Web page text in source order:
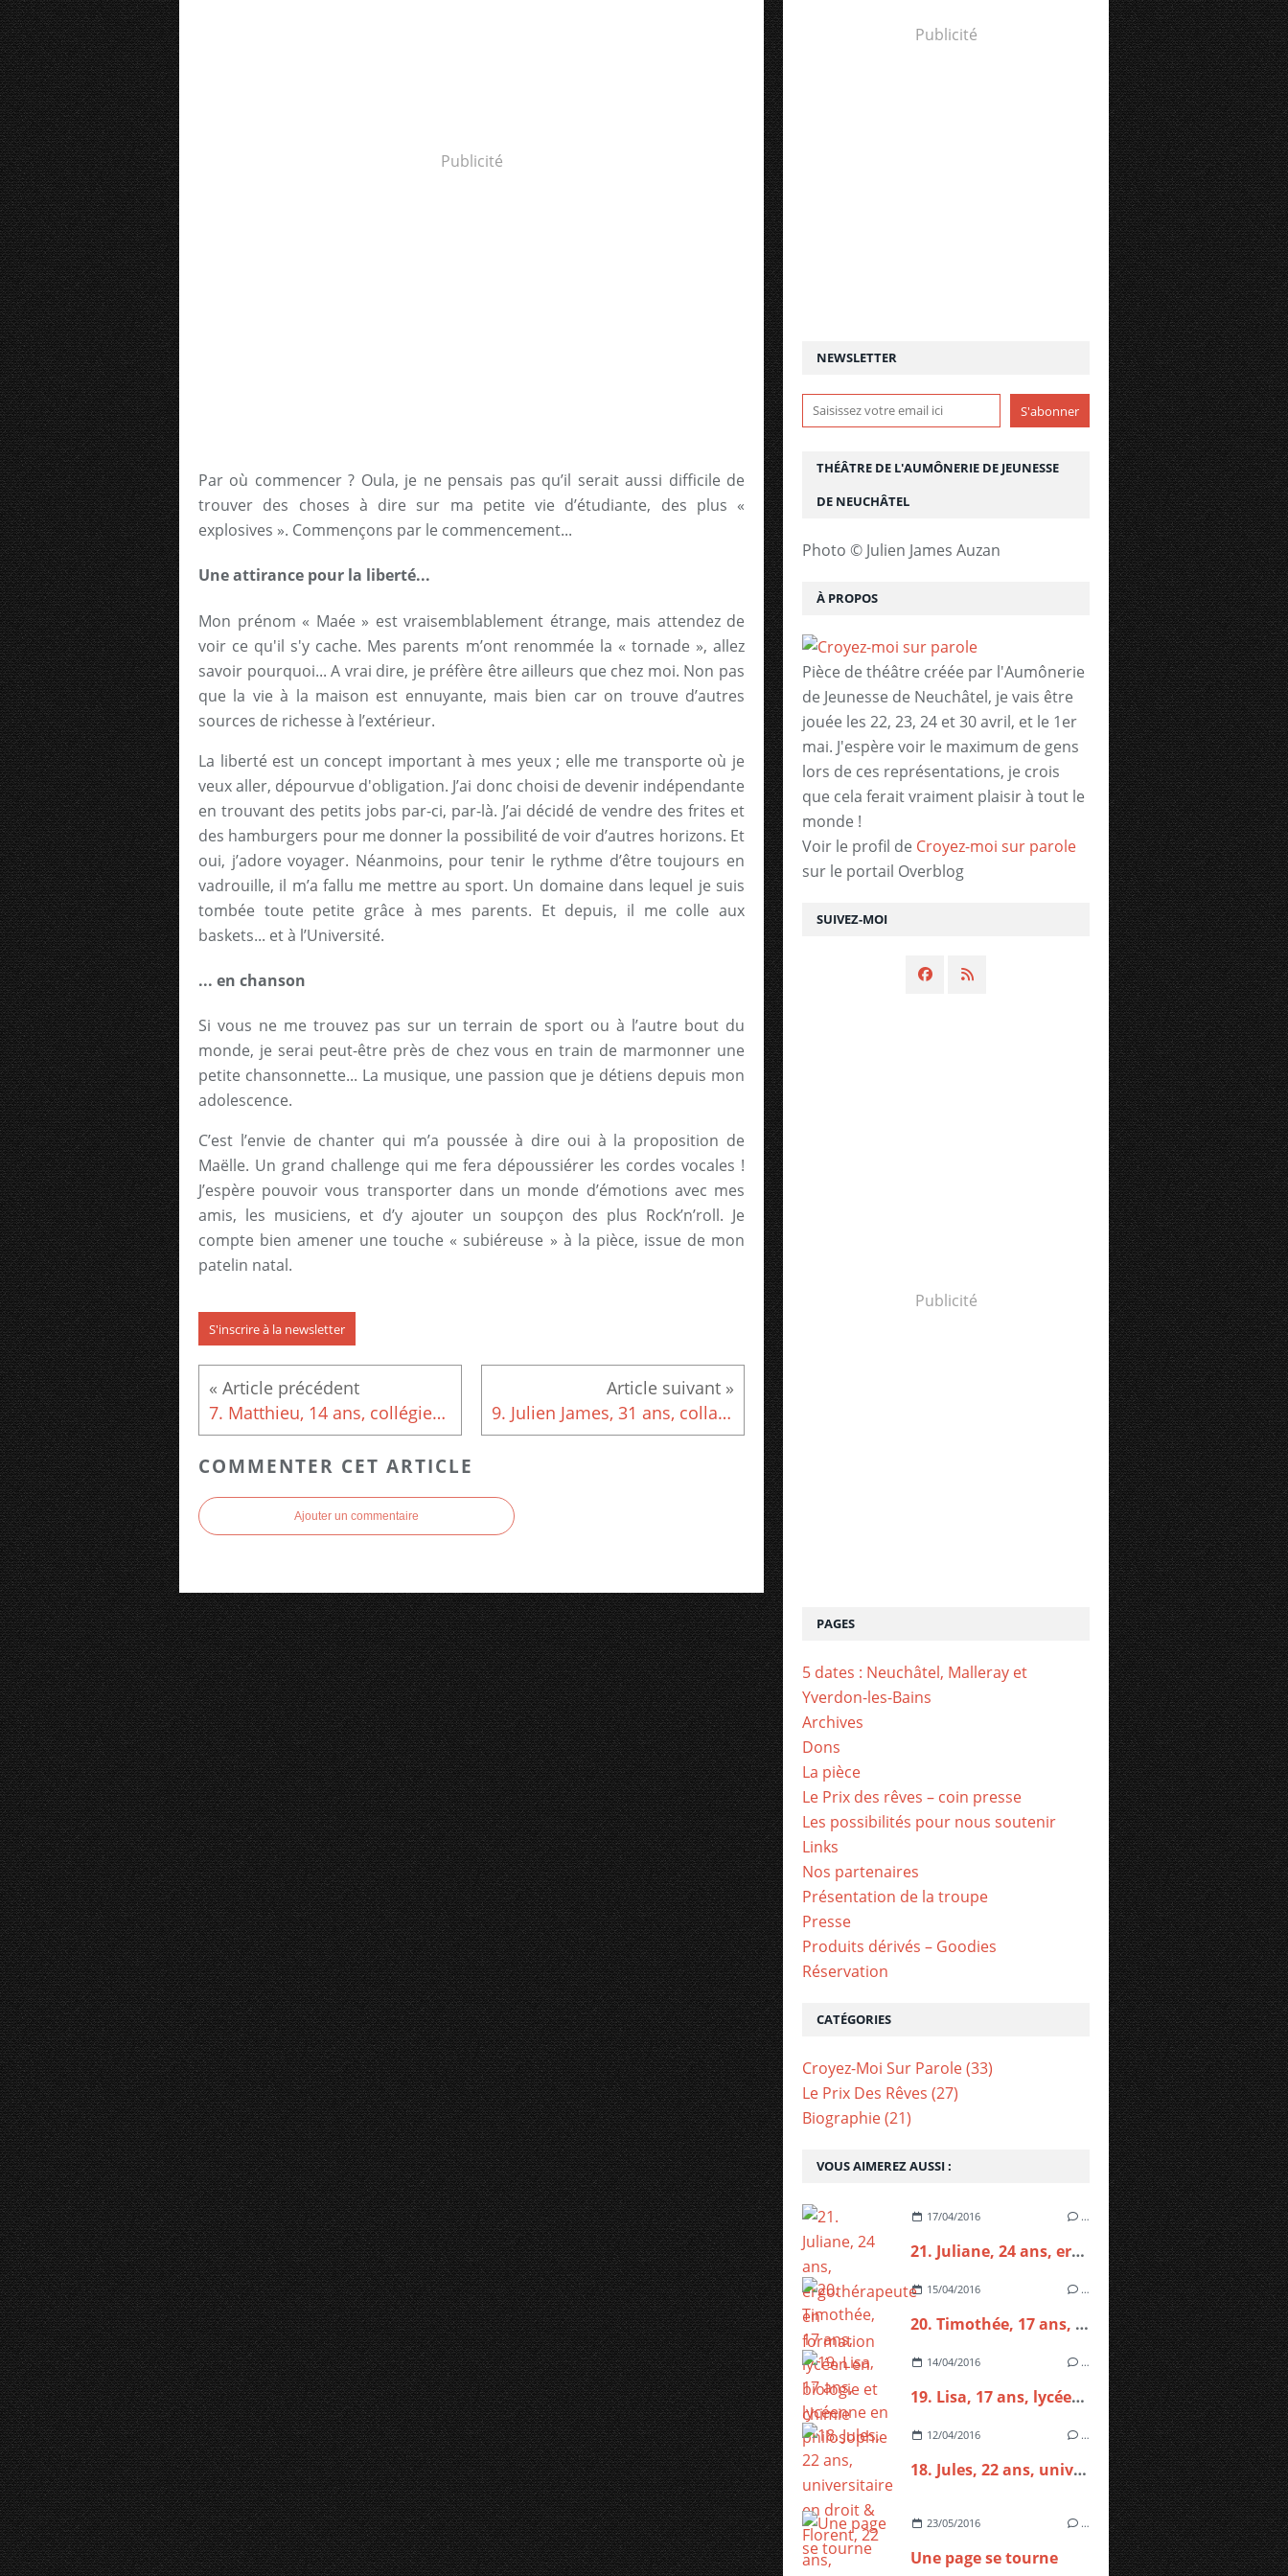
Publicité
Par où commencer ? Oula, je ne pensais pas qu’il serait aussi difficile de
trouver des choses à dire sur ma petite vie d’étudiante, des plus «
explosives ». Commençons par le commencement...
Une attirance pour la liberté...
Mon prénom « Maée » est vraisemblablement étrange, mais attendez de
voir ce qu'il s'y cache. Mes parents m’ont renommée la « tornade », allez
savoir pourquoi... A vrai dire, je préfère être ailleurs que chez moi. Non pas
que la vie à la maison est ennuyante, mais bien car on trouve d’autres
sources de richesse à l’extérieur.
La liberté est un concept important à mes yeux ; elle me transporte où je
veux aller, dépourvue d'obligation. J’ai donc choisi de devenir indépendante
en trouvant des petits jobs par-ci, par-là. J’ai décidé de vendre des frites et
des hamburgers pour me donner la possibilité de voir d’autres horizons. Et
oui, j’adore voyager. Néanmoins, pour tenir le rythme d’être toujours en
vadrouille, il m’a fallu me mettre au sport. Un domaine dans lequel je suis
tombée toute petite grâce à mes parents. Et depuis, il me colle aux
baskets... et à l’Université.
... en chanson
Si vous ne me trouvez pas sur un terrain de sport ou à l’autre bout du
monde, je serai peut-être près de chez vous en train de marmonner une
petite chansonnette... La musique, une passion que je détiens depuis mon
adolescence.
C’est l’envie de chanter qui m’a poussée à dire oui à la proposition de
Maëlle. Un grand challenge qui me fera dépoussiérer les cordes vocales !
J’espère pouvoir vous transporter dans un monde d’émotions avec mes
amis, les musiciens, et d’y ajouter un soupçon des plus Rock’n’roll. Je
compte bien amener une touche « subiéreuse » à la pièce, issue de mon
patelin natal.
S'inscrire à la newsletter
7. Matthieu, 14 ans, collégien et musicien en formation 9. Julien James, 31 ans, collaborateur scientifique en éducation
COMMENTER CET ARTICLE
Ajouter un commentaire
Publicité
NEWSLETTER
SUIVEZ-MOI
THÉÂTRE DE L'AUMÔNERIE DE JEUNESSE
DE NEUCHÂTEL
Photo © Julien James Auzan
À PROPOS
Pièce de théâtre créée par l'Aumônerie
de Jeunesse de Neuchâtel, je vais être
jouée les 22, 23, 24 et 30 avril, et le 1er
mai. J'espère voir le maximum de gens
lors de ces représentations, je crois
que cela ferait vraiment plaisir à tout le
monde !
Voir le profil de Croyez-moi sur parole
sur le portail Overblog
Publicité
VOUS AIMEREZ AUSSI :
17/04/2016 …
21. Juliane, 24 ans, ergothérapeute en formation
15/04/2016 …
20. Timothée, 17 ans, lycéen en biologie et chimie
14/04/2016 …
19. Lisa, 17 ans, lycéenne en philosophie
12/04/2016 …
18. Jules, 22 ans, universitaire en droit & Florent, 22 ans, universitaire en management
23/05/2016 …
Une page se tourne
PAGES
5 dates : Neuchâtel, Malleray et
Yverdon-les-Bains
Archives
Dons
La pièce
Le Prix des rêves – coin presse
Les possibilités pour nous soutenir
Links
Nos partenaires
Présentation de la troupe
Presse
Produits dérivés – Goodies
Réservation
CATÉGORIES
Croyez-Moi Sur Parole(33)
Le Prix Des Rêves (27)
Biographie(21)